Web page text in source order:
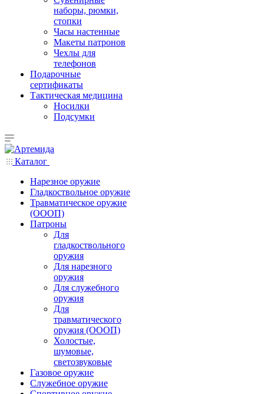
наборы, рюмки,
стопки
Часы настенные
Макеты патронов
Чехлы для
телефонов
Подарочные
сертификаты
Тактическая медицина
Носилки
Подсумки
Каталог
Нарезное оружие
Гладкоствольное оружие
Травматическое оружие
(ОООП)
Патроны
Для
гладкоствольного
оружия
Для нарезного
оружия
Для служебного
оружия
Для
травматического
оружия (ОООП)
Холостые,
шумовые,
светозвуковые
Газовое оружие
Служебное оружие